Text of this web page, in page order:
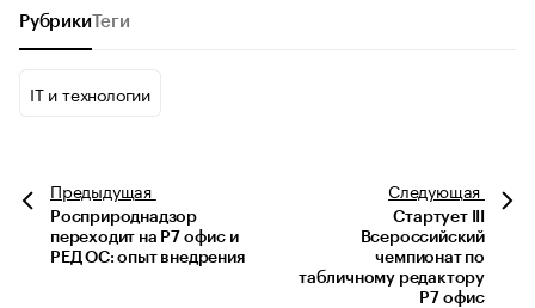
Рубрики Теги
IT и технологии
Предыдущая
Росприроднадзор
переходит на Р7 офис и
РЕД ОС: опыт внедрения
Следующая
Стартует III
Всероссийский
чемпионат по
табличному редактору
Р7 офис